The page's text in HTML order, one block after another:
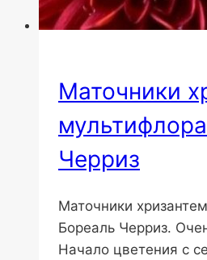
Маточники
Черриз
Маточники
Бореаль Черриз.
Начало цветения с